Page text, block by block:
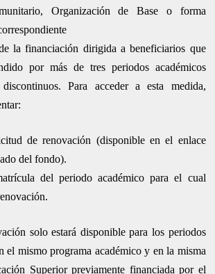
Organización de Base o forma
la financiación dirigida a beneficiarios que
por más de tres periodos académicos
Para acceder a esta medida,
de renovación (disponible en el enlace
del fondo).
del periodo académico para el cual
solo estará disponible para los periodos
el mismo programa académico y en la misma
Superior previamente financiada por el